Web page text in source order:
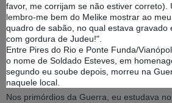
favor, me corrijam se não estiver correto).
lembro-me bem do Melike mostrar ao
quadro de sabão, no qual estava gravado
com gordura de Judeu!".
Entre Pires do Rio e Ponte Funda/
o nome de Soldado Esteves, em
segundo eu soube depois, morreu na
naquele local.
Nos primórdios da Guerra, eu estudava